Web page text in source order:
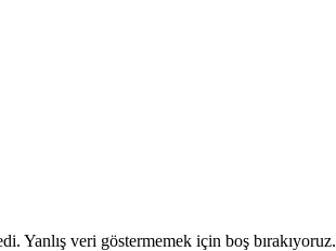
Yanlış veri göstermemek için boş bırakıyoruz.